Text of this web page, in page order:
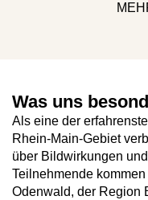
Was uns
Als eine der
Rhein-Main-Gebiet
über Bildwirkungen
Teilnehmende
Odenwald, der Region